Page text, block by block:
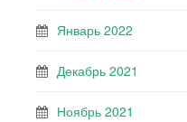
Январь 2022
Декабрь 2021
Ноябрь 2021